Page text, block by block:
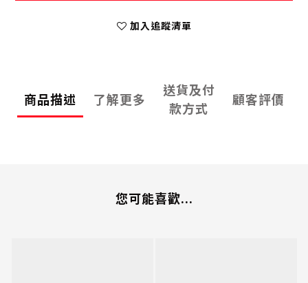
加入追蹤清單
商品描述 了解更多
送貨及付
款方式
顧客評價
您可能喜歡...